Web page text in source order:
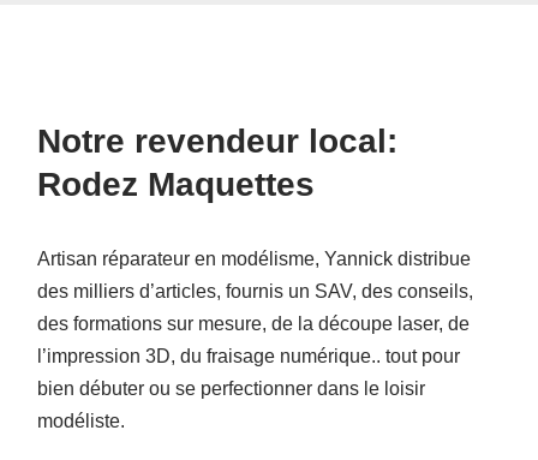
Notre revendeur local:
Rodez Maquettes
Artisan réparateur en modélisme, Yannick distribue
des milliers d’articles, fournis un SAV, des conseils,
des formations sur mesure, de la découpe laser, de
l’impression 3D, du fraisage numérique.. tout pour
bien débuter ou se perfectionner dans le loisir
modéliste.